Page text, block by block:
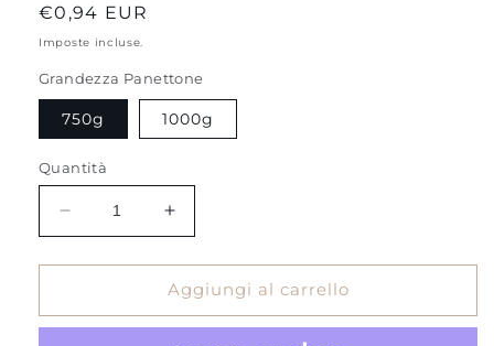
Prezzo
di
€0,94 EUR
Imposte incluse.
Grandezza Panettone
750g 1000g
Quantità
Diminuisci
quantità
per
Stampi/Pirottini
Panettone
Aumenta
quantità
per
Stampi/Pirottini
Panettone
Aggiungi al carrello